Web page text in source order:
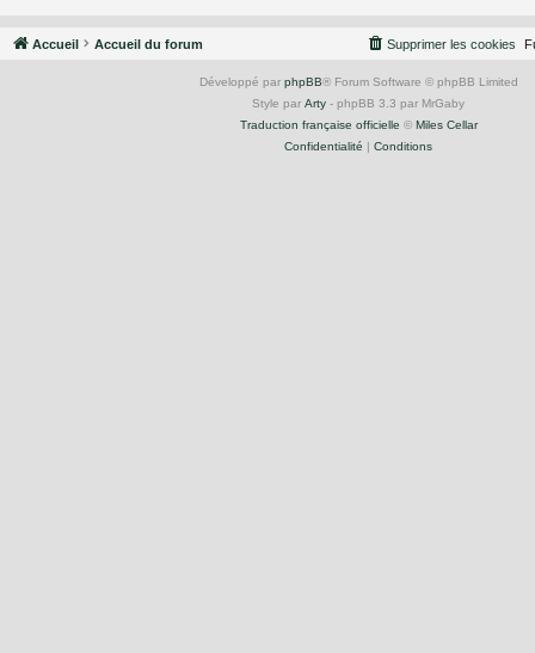
Accueil Accueil du forum Supprimer les cookies
Développé par phpBB® Forum Software © phpBB Limited
Style par Arty - phpBB 3.3 par MrGaby
Traduction française officielle © Miles Cellar
Confidentialité | Conditions